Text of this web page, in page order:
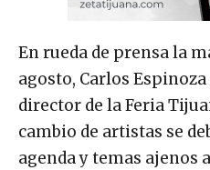
En rueda de prensa la
agosto, Carlos
director de la Feria
cambio de artistas se
agenda y temas ajenos